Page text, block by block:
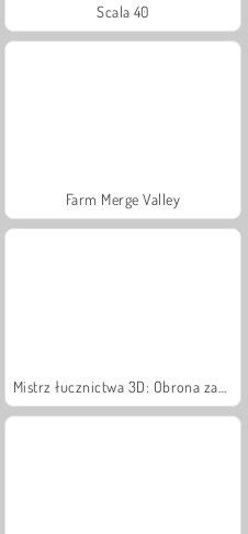
Scala 40
Farm Merge Valley